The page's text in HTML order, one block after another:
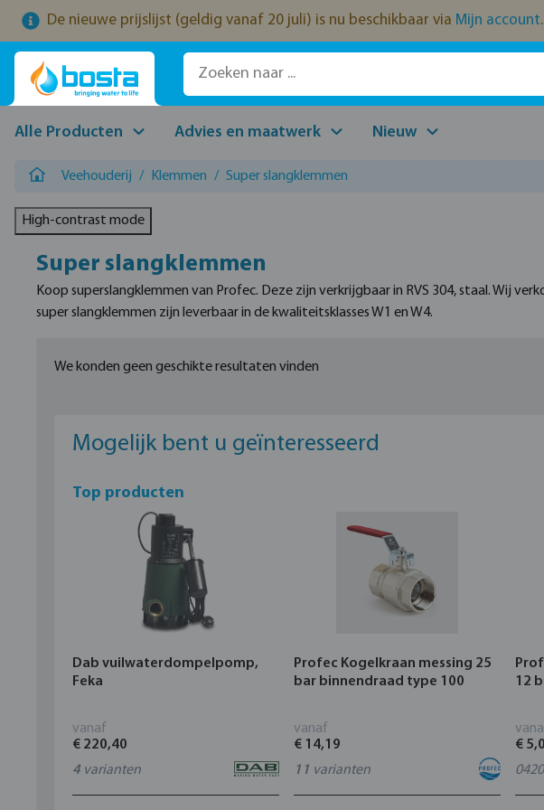
de hoofdinhoud
Ga naar de zoekopdracht
Ga naar de hoofdnavigatie
De nieuwe prijslijst (geldig vanaf 20 juli) is nu beschikbaar via Mijn account.
Alle Producten Advies en maatwerk Nieuw
Veehouderij / Klemmen / Super slangklemmen
High-contrast mode
Super slangklemmen
Koop superslangklemmen van Profec. Deze zijn verkrijgbaar in RVS 304, staal. Wij
super slangklemmen zijn leverbaar in de kwaliteitsklasses W1 en W4.
We konden geen geschikte resultaten vinden
Mogelijk bent u geïnteresseerd
Top producten
Dab vuilwaterdompelpomp,
Feka
vanaf
€ 220,40
4 varianten
Profec Kogelkraan messing 25
bar binnendraad type 100
vanaf
€ 14,19
11 varianten
12
€